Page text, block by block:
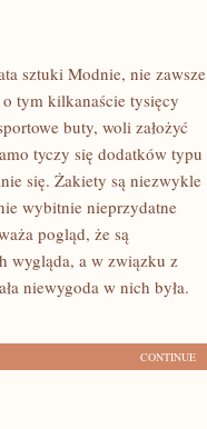
sztuki Modnie, nie zawsze
tym kilkanaście tysięcy
buty, woli założyć
tyczy się dodatków typu
się. Żakiety są niezwykle
wybitnie nieprzydatne
pogląd, że są
wygląda, a w związku z
niewygoda w nich była.
CONTINUE